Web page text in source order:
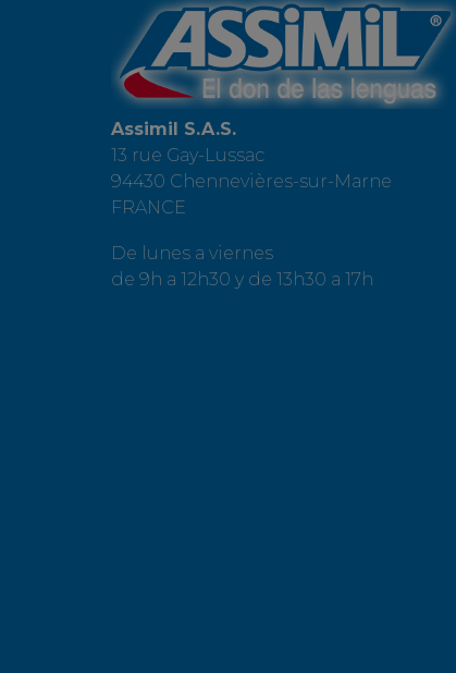
Assimil S.A.S.
13 rue Gay-Lussac
94430 Chennevières-sur-Marne
FRANCE
De lunes a viernes
de 9h a 12h30 y de 13h30 a 17h